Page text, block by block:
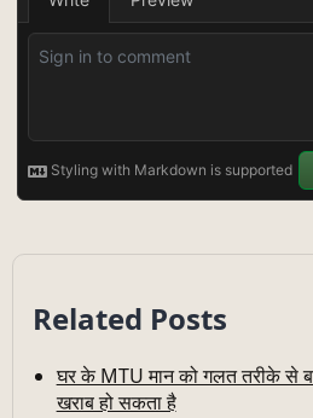
Related Posts
घर के MTU मान को गलत तरीके
खराब हो सकता है